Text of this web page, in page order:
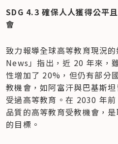
SDG 4.3 確保人人獲得公平
會
致力報導全球高等教育現況
News」指出，近 20 年來，
性增加了 20%，但仍有部分
教機會，如阿富汗與巴基斯
受過高等教育。在 2030 年
品質的高等教育受教機會，
的目標。